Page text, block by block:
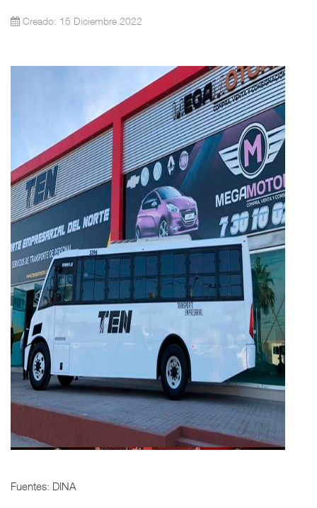
Creado: 15 Diciembre 2022
Fuentes: DINA